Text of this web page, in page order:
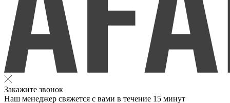
Закажите звонок
Наш менеджер свяжется с вами в течение 15 минут